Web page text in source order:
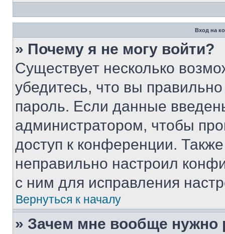
Вход на
» Почему я не могу войти?
Существует несколько
убедитесь, что вы
пароль. Если данные
администратором, чтобы
доступ к конференции.
неправильно настроил
с ним для исправления
Вернуться к началу
» Зачем мне вообще нужно